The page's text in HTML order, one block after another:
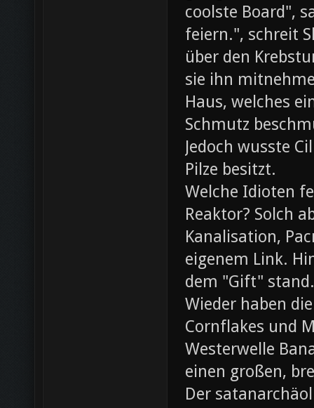
coolste Board",
feiern.", schreit
über den
sie ihn
Haus, welches
Schmutz
Jedoch wusste
Pilze besitzt.
Welche Idioten
Reaktor? Solch
Kanalisation,
eigenem Link.
dem "Gift" stand.
Wieder haben
Cornflakes und
Westerwelle
einen großen,
Der